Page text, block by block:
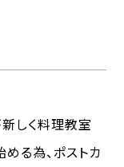
しく料理教室
る為、ポストカ